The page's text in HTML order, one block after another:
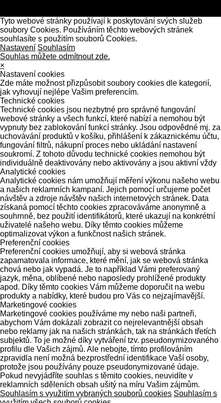
Tyto webové stránky používají k poskytování svých služeb
soubory Cookies. Používáním těchto webových stránek
souhlasíte s použitím souborů Cookies.
Nastavení Souhlasím
Souhlas můžete odmítnout zde.
×
Nastavení cookies
Zde máte možnost přizpůsobit soubory cookies dle kategorií,
jak vyhovují nejlépe Vašim preferencím.
Technické cookies
Technické cookies jsou nezbytné pro správné fungování
webové stránky a všech funkcí, které nabízí a nemohou být
vypnuty bez zablokování funkcí stránky. Jsou odpovědné mj. za
uchovávání produktů v košíku, přihlášení k zákaznickému účtu,
fungování filtrů, nákupní proces nebo ukládání nastavení
soukromí. Z tohoto důvodu technické cookies nemohou být
individuálně deaktivovány nebo aktivovány a jsou aktivní vždy
Analytické cookies
Analytické cookies nám umožňují měření výkonu našeho webu
a našich reklamních kampaní. Jejich pomocí určujeme počet
návštěv a zdroje návštěv našich internetových stránek. Data
získaná pomocí těchto cookies zpracováváme anonymně a
souhrnně, bez použití identifikátorů, které ukazují na konkrétní
uživatelé našeho webu. Díky těmto cookies můžeme
optimalizovat výkon a funkčnost našich stránek.
Preferenční cookies
Preferenční cookies umožňují, aby si webová stránka
zapamatovala informace, které mění, jak se webová stránka
chová nebo jak vypadá. Je to například Vámi preferovaný
jazyk, měna, oblíbené nebo naposledy prohlížené produkty
apod. Díky těmto cookies Vám můžeme doporučit na webu
produkty a nabídky, které budou pro Vás co nejzajímavější.
Marketingové cookies
Marketingové cookies používáme my nebo naši partneři,
abychom Vám dokázali zobrazit co nejrelevantnější obsah
nebo reklamy jak na našich stránkách, tak na stránkách třetích
subjektů. To je možné díky vytváření tzv. pseudonymizovaného
profilu dle Vašich zájmů. Ale nebojte, tímto profilováním
zpravidla není možná bezprostřední identifikace Vaší osoby,
protože jsou používány pouze pseudonymizované údaje.
Pokud nevyjádříte souhlas s těmito cookies, neuvidíte v
reklamních sděleních obsah ušitý na míru Vašim zájmům.
Souhlasím s využitím vybraných souborů cookies Souhlasím s